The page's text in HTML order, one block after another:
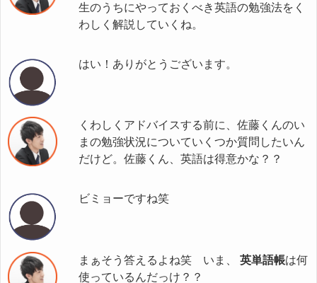
生のうちにやっておくべき英語の勉強法をく
わしく解説していくね。
はい！ありがとうございます。
くわしくアドバイスする前に、佐藤くんのい
まの勉強状況についていくつか質問したいん
だけど。佐藤くん、英語は得意かな？？
ビミョーですね笑
まぁそう答えるよね笑 いま、 英単語帳は何
使っているんだっけ？？